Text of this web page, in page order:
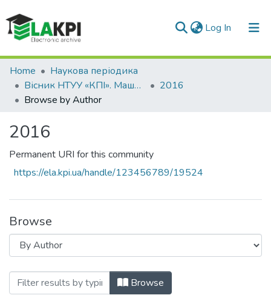
Log In (current)
Communities & Collections
All of DSpace
Home
Наукова періодика
Вісник НТУУ «КПІ». Машинобудування
2016
Browse by Author
2016
Permanent URI for this community
https://ela.kpi.ua/handle/123456789/19524
Browse
Browsing 2016 by Author "Chukhlib, V."
Browse